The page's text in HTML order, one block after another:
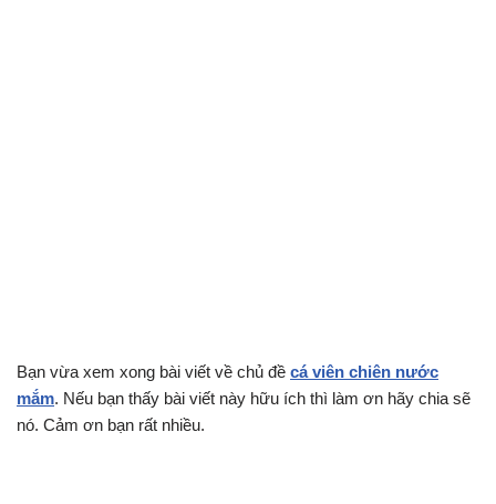
Bạn vừa xem xong bài viết về chủ đề cá viên chiên nước
mắm. Nếu bạn thấy bài viết này hữu ích thì làm ơn hãy chia sẽ
nó. Cảm ơn bạn rất nhiều.